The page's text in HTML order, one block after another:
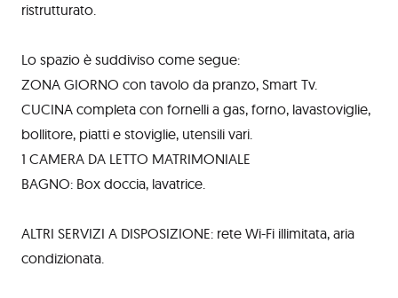
ristrutturato.
Lo spazio è suddiviso come segue:
ZONA GIORNO con tavolo da pranzo, Smart Tv.
CUCINA completa con fornelli a gas, forno, lavastoviglie,
bollitore, piatti e stoviglie, utensili vari.
1 CAMERA DA LETTO MATRIMONIALE
BAGNO: Box doccia, lavatrice.
ALTRI SERVIZI A DISPOSIZIONE: rete Wi-Fi illimitata, aria
condizionata.